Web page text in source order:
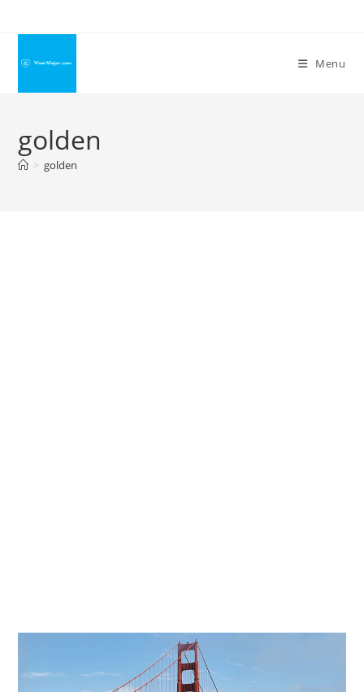
conteúdo
Menu
golden
> golden